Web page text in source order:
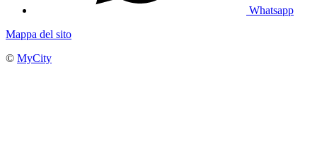
Whatsapp
Mappa del sito
© MyCity